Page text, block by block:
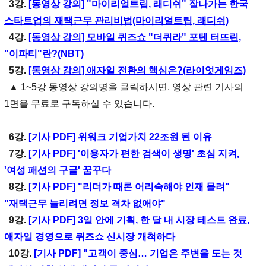
3강. [동영상 강의] "마이리얼트립, 래디쉬" 잘나가는 한국
스타트업의 재택근무 관리비법(마이리얼트립, 래디쉬)
4강. [동영상 강의] 모바일 퀴즈쇼 "더퀴라" 포텐 터뜨린,
"이파티"란?(NBT)
5강. [동영상 강의] 애자일 전환의 핵심은?(라이엇게임즈)
▲ 1~5강 동영상 강의명을 클릭하시면, 영상 관련 기사의
1면을 무료로 구독하실 수 있습니다.
6강. [기사 PDF] 위워크 기업가치 22조원 된 이유
7강. [기사 PDF] '이용자가 편한 검색이 생명' 초심 지켜,
'여성 패션의 구글' 꿈꾸다
8강. [기사 PDF] "리더가 때론 어리숙해야 인재 몰려"
"재택근무 늘리려면 정보 격차 없애야"
9강. [기사 PDF] 3일 안에 기획, 한 달 내 시장 테스트 완료,
애자일 경영으로 퀴즈쇼 신시장 개척하다
10강. [기사 PDF] "고객이 중심… 기업은 주변을 도는 것